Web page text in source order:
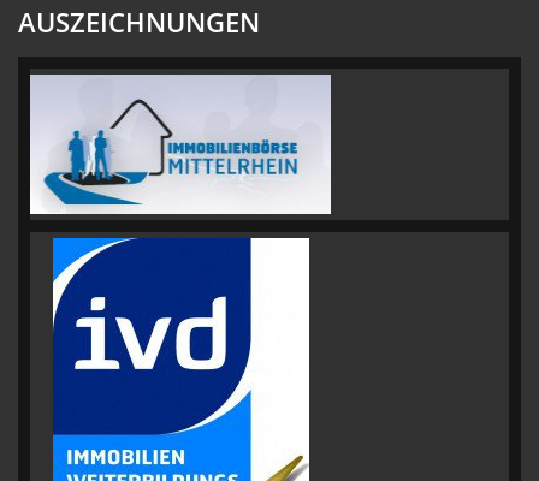
AUSZEICHNUNGEN